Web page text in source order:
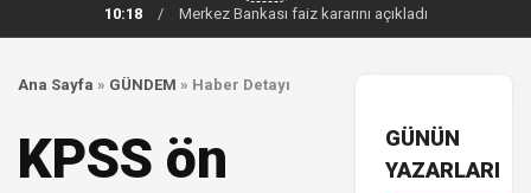
10:18
/ Merkez Bankası faiz kararını açıkladı
Ana Sayfa » GÜNDEM » Haber Detayı
KPSS ön
GÜNÜN
YAZARLARI